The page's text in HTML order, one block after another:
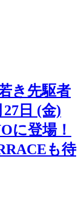
き先駆者
日 (金)
に登場！
も待